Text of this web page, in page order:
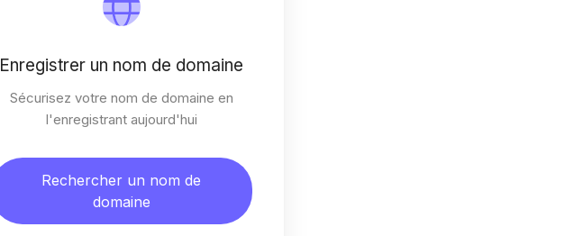
Enregistrer un nom de domaine
Sécurisez votre nom de domaine en
l'enregistrant aujourd'hui
Rechercher un nom de
domaine